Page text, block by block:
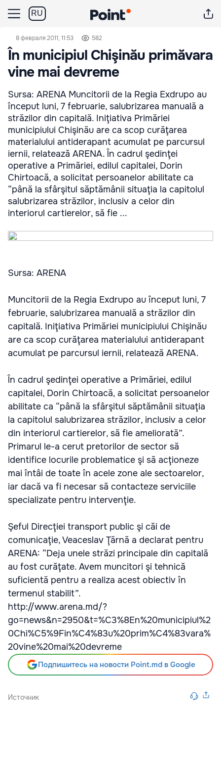
RU
8 февраля 2011, 11:53 582
În municipiul Chişinău primăvara
vine mai devreme
Sursa: ARENA Muncitorii de la Regia Exdrupo au
început luni, 7 februarie, salubrizarea manuală a
străzilor din capitală. Iniţiativa Primăriei
municipiului Chişinău are ca scop curăţarea
materialului antiderapant acumulat pe parcursul
iernii, relatează ARENA. În cadrul şedinţei
operative a Primăriei, edilul capitalei, Dorin
Chirtoacă, a solicitat persoanelor abilitate ca
“până la sfârşitul săptămânii situaţia la capitolul
salubrizarea străzilor, inclusiv a celor din
interiorul cartierelor, să fie ...
Sursa: ARENA
Muncitorii de la Regia Exdrupo au început luni, 7
februarie, salubrizarea manuală a străzilor din
capitală. Iniţiativa Primăriei municipiului Chişinău
are ca scop curăţarea materialului antiderapant
acumulat pe parcursul iernii, relatează ARENA.
În cadrul şedinţei operative a Primăriei, edilul
capitalei, Dorin Chirtoacă, a solicitat persoanelor
abilitate ca “până la sfârşitul săptămânii situaţia
la capitolul salubrizarea străzilor, inclusiv a celor
din interiorul cartierelor, să fie ameliorată”.
Primarul le-a cerut pretorilor de sector să
identifice locurile problematice şi să acţioneze
mai întâi de toate în acele zone ale sectoarelor,
iar dacă va fi necesar să contacteze serviciile
specializate pentru intervenţie.
Şeful Direcţiei transport public şi căi de
comunicaţie, Veaceslav Ţărnă a declarat pentru
ARENA: “Deja unele străzi principale din capitală
au fost curăţate. Avem muncitori şi tehnică
suficientă pentru a realiza acest obiectiv în
termenul stabilit”.
http://www.arena.md/?
go=news&n=2950&t=%C3%8En%20municipiul%2
0Chi%C5%9Fin%C4%83u%20prim%C4%83vara%
20vine%20mai%20devreme
Подпишитесь на новости Point.md в Google
Источник